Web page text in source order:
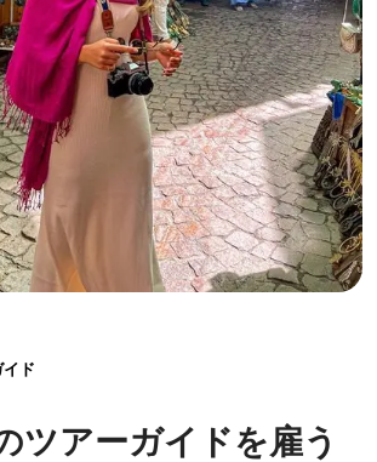
ド
ツアーガイドを雇う